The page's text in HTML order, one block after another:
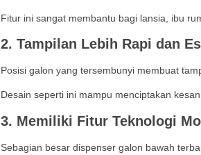
Fitur ini sangat membantu bagi lansia, ibu
2. Tampilan Lebih Rapi dan
Posisi galon yang tersembunyi membuat
Desain seperti ini mampu menciptakan
3. Memiliki Fitur Teknologi
Sebagian besar dispenser galon bawah